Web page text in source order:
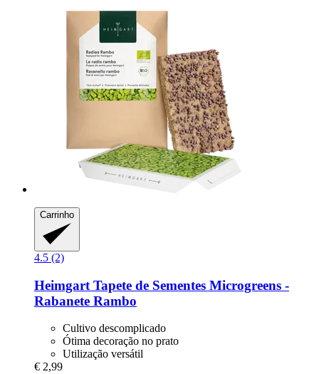
Carrinho
4.5 (2)
Heimgart Tapete de Sementes Microgreens -​
Rabanete Rambo
Cultivo descomplicado
Ótima decoração no prato
Utilização versátil
€ 2,99